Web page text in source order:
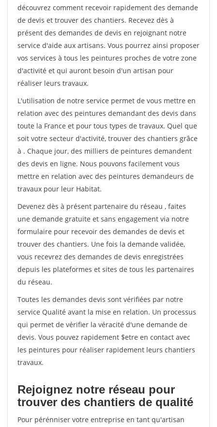
découvrez comment recevoir rapidement des demande
de devis et trouver des chantiers. Recevez dès à
présent des demandes de devis en rejoignant notre
service d'aide aux artisans. Vous pourrez ainsi proposer
vos services à tous les peintures proches de votre zone
d'activité et qui auront besoin d'un artisan pour
réaliser leurs travaux.
L'utilisation de notre service permet de vous mettre en
relation avec des peintures demandant des devis dans
toute la France et pour tous types de travaux. Quel que
soit votre secteur d'activité, trouver des chantiers grâce
à . Chaque jour, des milliers de peintures demandent
des devis en ligne. Nous pouvons facilement vous
mettre en relation avec des peintures demandeurs de
travaux pour leur Habitat.
Devenez dès à présent partenaire du réseau , faites
une demande gratuite et sans engagement via notre
formulaire pour recevoir des demandes de devis et
trouver des chantiers. Une fois la demande validée,
vous recevrez des demandes de devis enregistrées
depuis les plateformes et sites de tous les partenaires
du réseau.
Toutes les demandes devis sont vérifiées par notre
service Qualité avant la mise en relation. Un processus
qui permet de vérifier la véracité d'une demande de
devis. Vous pouvez rapidement $etre en contact avec
les peintures pour réaliser rapidement leurs chantiers
travaux.
Rejoignez notre réseau pour
trouver des chantiers de qualité
Pour pérénniser votre entreprise en tant qu'artisan